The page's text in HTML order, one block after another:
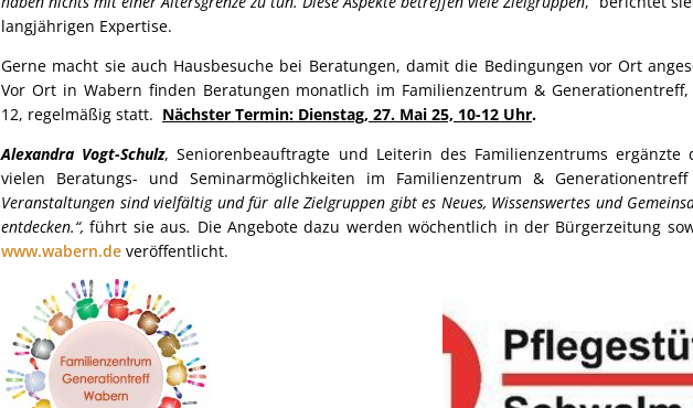
langjährigen Expertise.
Gerne macht sie auch Hausbesuche bei Beratungen, damit die Bedingungen vor Ort
Vor Ort in Wabern finden Beratungen monatlich im Familienzentrum &
12, regelmäßig statt. Nächster Termin: Dienstag, 27. Mai 25, 10-12 Uhr.
Alexandra Vogt-Schulz, Seniorenbeauftragte und Leiterin des Familienzentrums
vielen Beratungs- und Seminarmöglichkeiten im Familienzentrum &
Veranstaltungen sind vielfältig und für alle Zielgruppen gibt es Neues, Wissenswertes und
entdecken.“,führt sie aus. Die Angebote dazu werden wöchentlich in der Bürgerzeitung
www.wabern.de veröffentlicht.